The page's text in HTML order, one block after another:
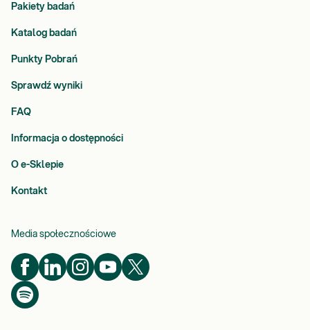
Pakiety badań
Katalog badań
Punkty Pobrań
Sprawdź wyniki
FAQ
Informacja o dostępności
O e-Sklepie
Kontakt
Media społecznościowe